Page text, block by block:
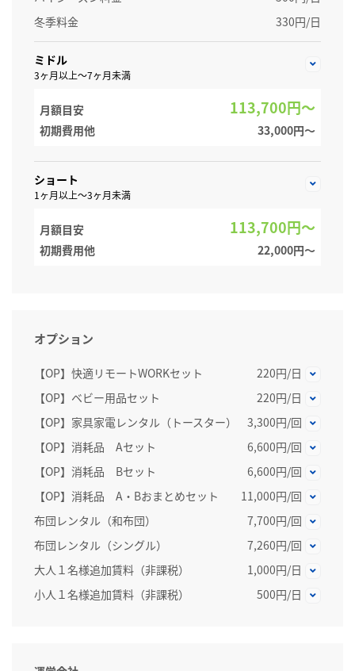
冬季料金
330円/日
ミドル
3ヶ月以上～7ヶ月未満
月額目安 113,700円～
初期費用他 33,000円〜
ショート
1ヶ月以上～3ヶ月未満
月額目安 113,700円～
初期費用他 22,000円〜
オプション
【OP】快適リモートWORKセット
220円/日
【OP】ベビー用品セット
220円/日
【OP】家具家電レンタル（トースター）
3,300円/回
【OP】消耗品 Aセット
6,600円/回
【OP】消耗品 Bセット
6,600円/回
【OP】消耗品 A・Bおまとめセット
11,000円/回
布団レンタル（和布団）
7,700円/回
布団レンタル（シングル）
7,260円/回
大人１名様追加賃料（非課税）
1,000円/日
小人１名様追加賃料（非課税）
500円/日